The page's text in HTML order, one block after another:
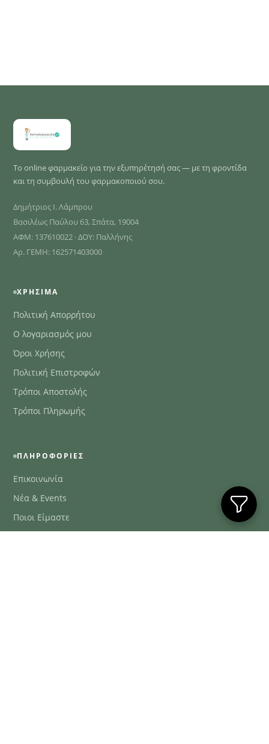
Το online φαρμακείο για την εξυπηρέτησή σας — με τη φροντίδα
και τη συμβουλή του φαρμακοποιού σου.
Δημήτριος Ι. Λάμπρου
Βασιλέως Παύλου 63, Σπάτα, 19004
ΑΦΜ: 137610022 · ΔΟΥ: Παλλήνης
Αρ. ΓΕΜΗ: 162571403000
ΧΡΉΣΙΜΑ
Πολιτική Απορρήτου
Ο λογαριασμός μου
Όροι Χρήσης
Πολιτική Επιστροφών
Τρόποι Αποστολής
Τρόποι Πληρωμής
ΠΛΗΡΟΦΟΡΊΕΣ
Επικοινωνία
Νέα & Events
Ποιοι Είμαστε